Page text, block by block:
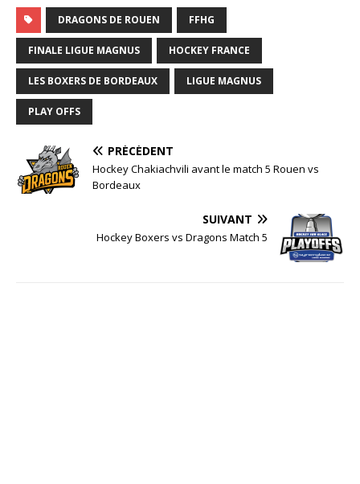
DRAGONS DE ROUEN FFHG
FINALE LIGUE MAGNUS HOCKEY FRANCE
LES BOXERS DE BORDEAUX LIGUE MAGNUS
PLAY OFFS
PRÉCÉDENT
Hockey Chakiachvili avant le match 5 Rouen vs
Bordeaux
SUIVANT
Hockey Boxers vs Dragons Match 5